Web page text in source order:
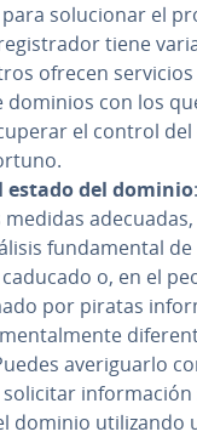
so­lu­cio­nar el
tiene
ofrecen
dominios con los
el control
estado del dominio
fu­n­da­me­n­tal de
o, en el
por piratas
ave­ri­guar­lo
dominio uti­li­za­n­do